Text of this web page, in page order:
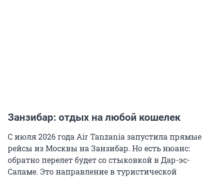
Занзибар: отдых на любой кошелек
С июля 2026 года Air Tanzania запустила прямые
рейсы из Москвы на Занзибар. Но есть нюанс:
обратно перелет будет со стыковкой в Дар-эс-
Саламе. Это направление в туристической